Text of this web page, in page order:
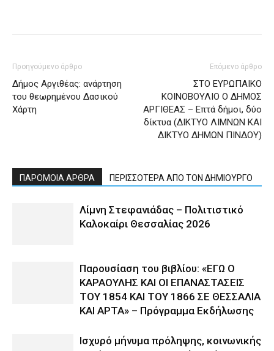
Προηγούμενο άρθρο
Δήμος Αργιθέας: ανάρτηση
του θεωρημένου Δασικού
Χάρτη
Επόμενο άρθρο
ΣΤΟ ΕΥΡΩΠΑΙΚΟ
ΚΟΙΝΟΒΟΥΛΙΟ Ο ΔΗΜΟΣ
ΑΡΓΙΘΕΑΣ – Επτά δήμοι, δύο
δίκτυα (ΔΙΚΤΥΟ ΛΙΜΝΩΝ ΚΑΙ
ΔΙΚΤΥΟ ΔΗΜΩΝ ΠΙΝΔΟΥ)
ΠΑΡΟΜΟΙΑ ΑΡΘΡΑ ΠΕΡΙΣΣΟΤΕΡΑ ΑΠΟ ΤΟΝ ΔΗΜΙΟΥΡΓΟ
Λίμνη Στεφανιάδας – Πολιτιστικό
Καλοκαίρι Θεσσαλίας 2026
Παρουσίαση του βιβλίου: «ΕΓΩ Ο
ΚΑΡΑΟΥΛΗΣ ΚΑΙ ΟΙ ΕΠΑΝΑΣΤΑΣΕΙΣ
ΤΟΥ 1854 ΚΑΙ ΤΟΥ 1866 ΣΕ ΘΕΣΣΑΛΙΑ
ΚΑΙ ΑΡΤΑ» – Πρόγραμμα Εκδήλωσης
Ισχυρό μήνυμα πρόληψης, κοινωνικής